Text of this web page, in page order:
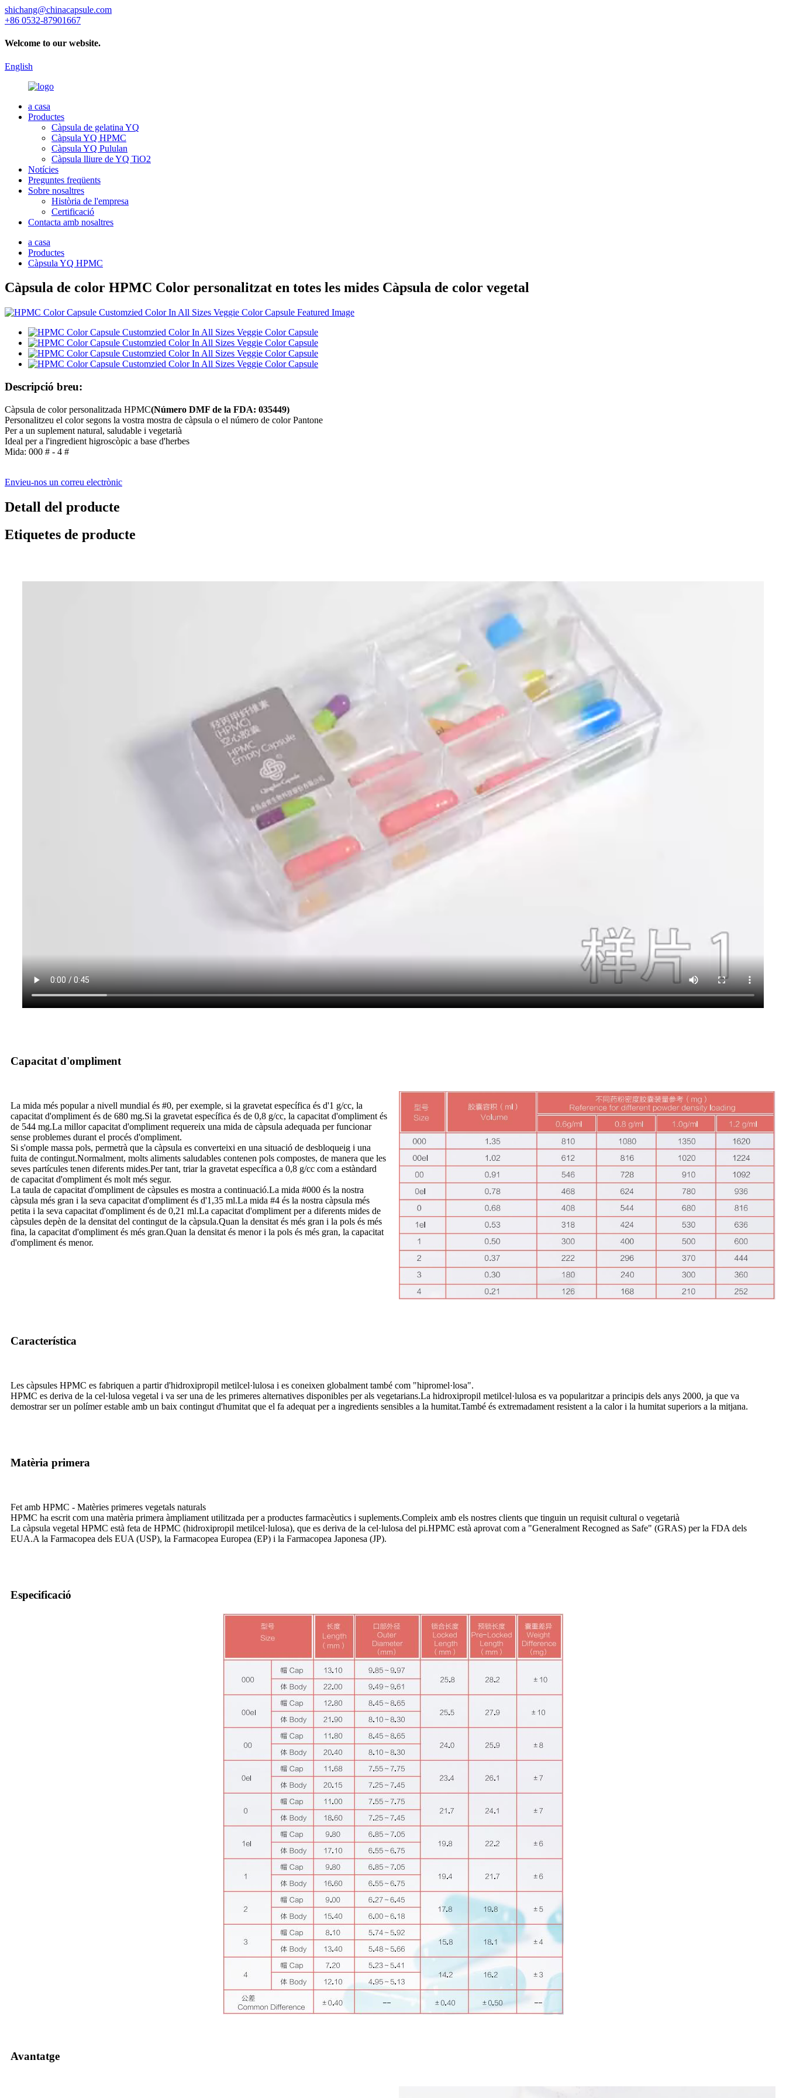
shichang@chinacapsule.com
+86 0532-87901667
Welcome to our website.
English
a casa
Productes
Càpsula de gelatina YQ
Càpsula YQ HPMC
Càpsula YQ Pululan
Càpsula lliure de YQ TiO2
Notícies
Preguntes freqüents
Sobre nosaltres
Història de l'empresa
Certificació
Contacta amb nosaltres
a casa
Productes
Càpsula YQ HPMC
Càpsula de color HPMC Color personalitzat en totes les mides Càpsula de color vegetal
Descripció breu:
Càpsula de color personalitzada HPMC(Número DMF de la FDA: 035449)
Personalitzeu el color segons la vostra mostra de càpsula o el número de color Pantone
Per a un suplement natural, saludable i vegetarià
Ideal per a l'ingredient higroscòpic a base d'herbes
Mida: 000 # - 4 #
Envieu-nos un correu electrònic
Detall del producte
Etiquetes de producte
Capacitat d'ompliment
La mida més popular a nivell mundial és #0, per exemple, si la gravetat específica és d'1 g/cc, la
capacitat d'ompliment és de 680 mg.Si la gravetat específica és de 0,8 g/cc, la capacitat d'ompliment és
de 544 mg.La millor capacitat d'ompliment requereix una mida de càpsula adequada per funcionar
sense problemes durant el procés d'ompliment.
Si s'omple massa pols, permetrà que la càpsula es converteixi en una situació de desbloqueig i una
fuita de contingut.Normalment, molts aliments saludables contenen pols compostes, de manera que les
seves partícules tenen diferents mides.Per tant, triar la gravetat específica a 0,8 g/cc com a estàndard
de capacitat d'ompliment és molt més segur.
La taula de capacitat d'ompliment de càpsules es mostra a continuació.La mida #000 és la nostra
càpsula més gran i la seva capacitat d'ompliment és d'1,35 ml.La mida #4 és la nostra càpsula més
petita i la seva capacitat d'ompliment és de 0,21 ml.La capacitat d'ompliment per a diferents mides de
càpsules depèn de la densitat del contingut de la càpsula.Quan la densitat és més gran i la pols és més
fina, la capacitat d'ompliment és més gran.Quan la densitat és menor i la pols és més gran, la capacitat
d'ompliment és menor.
Característica
Les càpsules HPMC es fabriquen a partir d'hidroxipropil metilcel·lulosa i es coneixen globalment també com "hipromel·losa".
HPMC es deriva de la cel·lulosa vegetal i va ser una de les primeres alternatives disponibles per als vegetarians.La hidroxipropil metilcel·lulosa es va popularitzar a principis dels anys 2000, ja que va
demostrar ser un polímer estable amb un baix contingut d'humitat que el fa adequat per a ingredients sensibles a la humitat.També és extremadament resistent a la calor i la humitat superiors a la mitjana.
Matèria primera
Fet amb HPMC - Matèries primeres vegetals naturals
HPMC ha escrit com una matèria primera àmpliament utilitzada per a productes farmacèutics i suplements.Compleix amb els nostres clients que tinguin un requisit cultural o vegetarià
La càpsula vegetal HPMC està feta de HPMC (hidroxipropil metilcel·lulosa), que es deriva de la cel·lulosa del pi.HPMC està aprovat com a "Generalment Recogned as Safe" (GRAS) per la FDA dels
EUA.A la Farmacopea dels EUA (USP), la Farmacopea Europea (EP) i la Farmacopea Japonesa (JP).
Especificació
Avantatge